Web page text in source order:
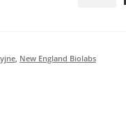
, New England Biolabs